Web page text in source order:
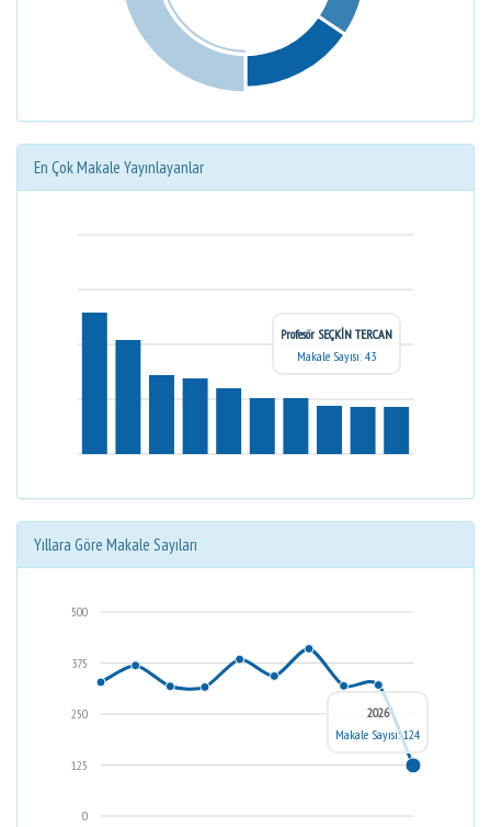
En Çok Makale Yayınlayanlar
Profesör SEÇKİN TERCAN
Makale Sayısı: 43
Yıllara Göre Makale Sayıları
0
125
250
375
500
2026
Makale Sayısı: 124